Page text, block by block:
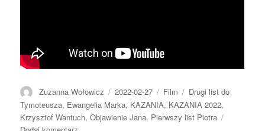
Autor
Zuzanna Wołowicz
Data
publikacji
2022-02-27 Format
Film Kategorie
Drugi list do
Tymoteusza, Ewangelia Marka, KAZANIA, KAZANIA 2022,
Krzysztof Wantuch,Objawienie Jana, Pierwszy list Piotra